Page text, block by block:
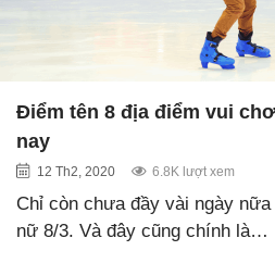
Điểm tên 8 địa điểm vui
nay
12 Th2, 2020 6.8K lượt xem
Chỉ còn chưa đầy vài ngày
nữ 8/3. Và đây cũng chính là…